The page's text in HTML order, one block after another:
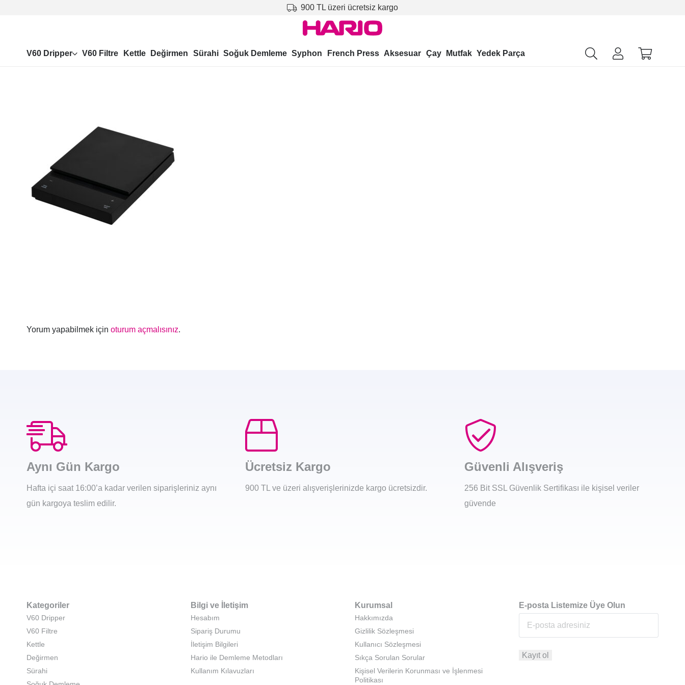
900 TL üzeri ücretsiz kargo
V60 Dripper V60 Filtre Kettle Değirmen Sürahi Soğuk Demleme Syphon French Press Aksesuar Çay Mutfak Yedek Parça
Yorum yapabilmek için oturum açmalısınız.
Aynı Gün Kargo
Hafta içi saat 16:00’a kadar verilen siparişleriniz aynı
gün kargoya teslim edilir.
Ücretsiz Kargo
900 TL ve üzeri alışverişlerinizde kargo ücretsizdir.
Güvenli Alışveriş
256 Bit SSL Güvenlik Sertifikası ile kişisel veriler
güvende
Kategoriler
V60 Dripper
V60 Filtre
Kettle
Değirmen
Sürahi
Bilgi ve İletişim
Hesabım
Sipariş Durumu
İletişim Bilgileri
Hario ile Demleme Metodları
Kullanım Kılavuzları
Kurumsal
Hakkımızda
Gizlilik Sözleşmesi
Kullanıcı Sözleşmesi
Sıkça Sorulan Sorular
Kişisel Verilerin Korunması ve İşlenmesi
Politikası
E-posta Listemize Üye Olun